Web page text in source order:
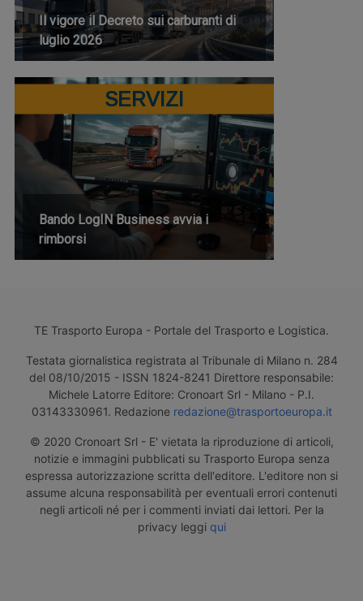
Il vigore il Decreto sui carburanti di
luglio 2026
SERVIZI
Bando LogIN Business avvia i
rimborsi
TE Trasporto Europa - Portale del Trasporto e Logistica.
Testata giornalistica registrata al Tribunale di Milano n. 284
del 08/10/2015 - ISSN 1824-8241 Direttore responsabile:
Michele Latorre Editore: Cronoart Srl - Milano - P.I.
03143330961. Redazione redazione@trasportoeuropa.it
© 2020 Cronoart Srl - E' vietata la riproduzione di articoli,
notizie e immagini pubblicati su Trasporto Europa senza
espressa autorizzazione scritta dell'editore. L'editore non si
assume alcuna responsabilità per eventuali errori contenuti
negli articoli né per i commenti inviati dai lettori. Per la
privacy leggi qui